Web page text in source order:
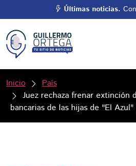
Últimas noticias.
Inicio
País
Juez rechaza frenar extinción
bancarias de las hijas de "El